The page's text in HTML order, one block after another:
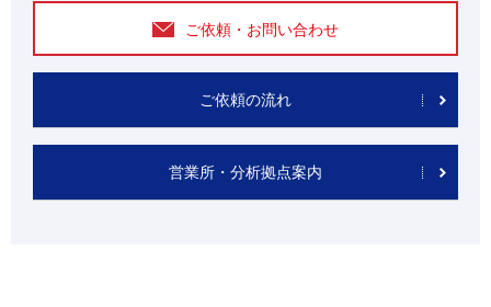
ご依頼・お問い合わせ
ご依頼の流れ
営業所・分析拠点案内